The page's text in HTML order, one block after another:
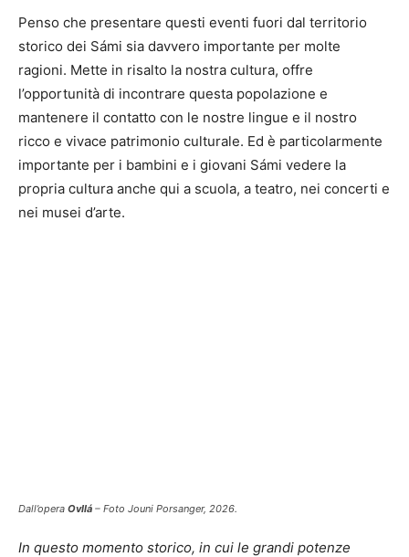
Penso che presentare questi eventi fuori dal territorio
storico dei Sámi sia davvero importante per molte
ragioni. Mette in risalto la nostra cultura, offre
l’opportunità di incontrare questa popolazione e
mantenere il contatto con le nostre lingue e il nostro
ricco e vivace patrimonio culturale. Ed è particolarmente
importante per i bambini e i giovani Sámi vedere la
propria cultura anche qui a scuola, a teatro, nei concerti e
nei musei d’arte.
Dall’opera Ovllá – Foto Jouni Porsanger, 2026.
In questo momento storico, in cui le grandi potenze